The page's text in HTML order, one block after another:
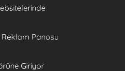
Panosu
Giriyor